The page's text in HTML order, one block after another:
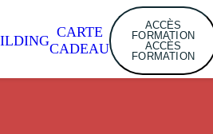
CARTE
CADEAU
ACCÈS
FORMATION
ACCÈS
FORMATION